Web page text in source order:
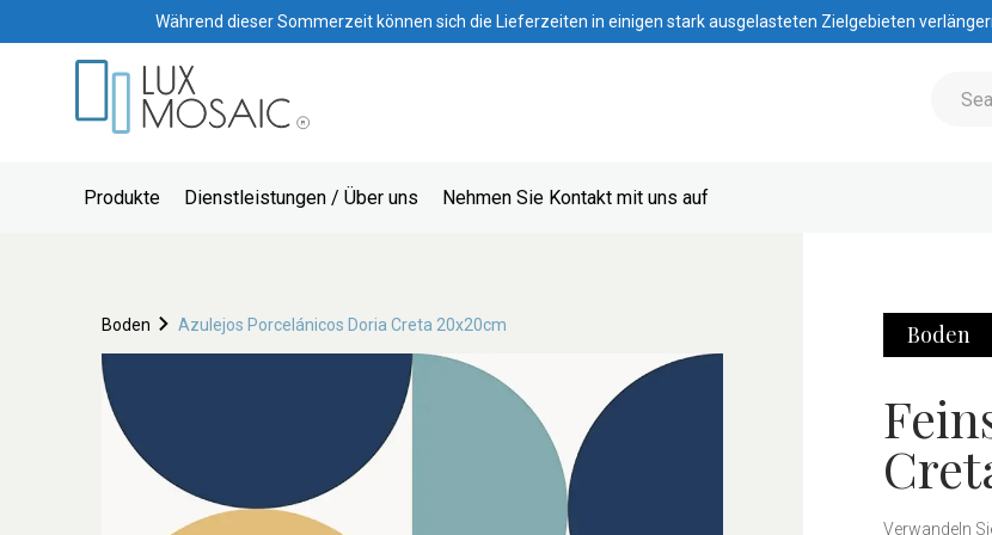
Während dieser Sommerzeit können sich die Lieferzeiten in einigen stark ausgelasteten Zielgebieten
Produkte Dienstleistungen / Über uns Nehmen Sie Kontakt mit uns auf
Boden Azulejos Porcelánicos Doria Creta 20x20cm Boden
Verwandeln